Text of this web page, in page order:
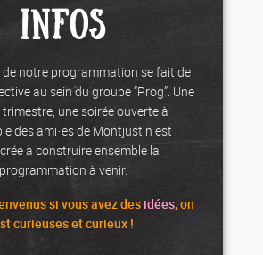
INFOS
de notre programmation se fait de
au sein du groupe “Prog”. Une
une soirée ouverte à
des ami·es de Montjustin est
à construire ensemble la
programmation à venir.
si vous avez des idées, on
curieuses et curieux !